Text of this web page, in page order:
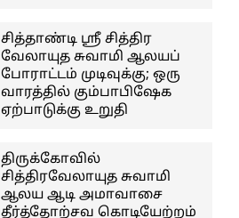
சித்தாண்டி ஸ்ரீ சித்திர
வேலாயுத சுவாமி ஆலயப்
போராட்டம் முடிவுக்கு; ஒரு
வாரத்தில் கும்பாபிஷேக
ஏற்பாடுக்கு உறுதி
திருக்கோவில்
சித்திரவேலாயுத சுவாமி
ஆலய ஆடி அமாவாசை
தீர்த்தோற்சவ கொடியேற்றம்